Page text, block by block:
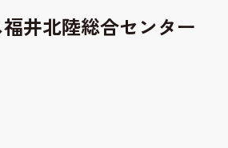
井北陸総合センター